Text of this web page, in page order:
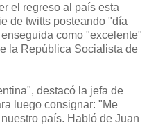
el regreso al país esta
de twitts posteando "día
como "excelente"
la República Socialista de
destacó la jefa de
luego consignar: "Me
país. Habló de Juan